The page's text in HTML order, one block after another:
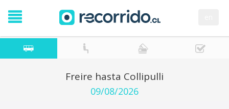
Freire hasta Collipulli
09/08/2026